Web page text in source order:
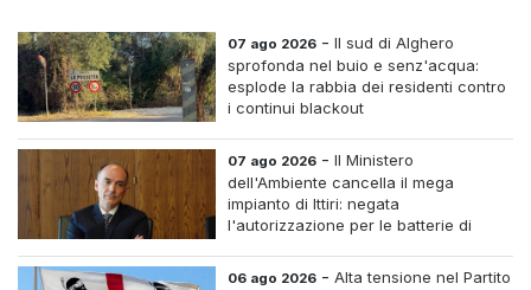
07 ago 2026 -Il sud di Alghero
sprofonda nel buio e senz'acqua:
esplode la rabbia dei residenti contro
i continui blackout
07 ago 2026 -Il Ministero
dell'Ambiente cancella il mega
impianto di Ittiri: negata
l'autorizzazione per le batterie di
06 ago 2026 -Alta tensione nel Partito